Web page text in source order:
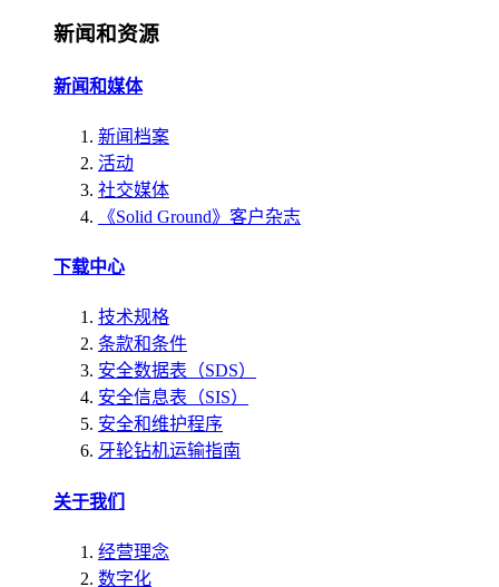
新闻和资源
新闻和媒体
新闻档案
活动
社交媒体
《Solid Ground》客户杂志
下载中心
技术规格
条款和条件
安全数据表（SDS）
安全信息表（SIS）
安全和维护程序
牙轮钻机运输指南
关于我们
经营理念
数字化